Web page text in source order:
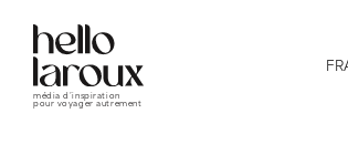
média d’inspiration
pour voyager autrement